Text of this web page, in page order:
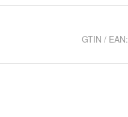
GTIN / EAN: